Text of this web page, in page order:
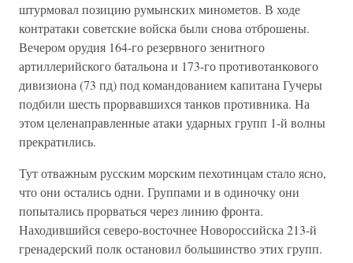
штурмовал позицию румынских минометов. В ходе
контратаки советские войска были снова отброшены.
Вечером орудия 164-го резервного зенитного
артиллерийского батальона и 173-го противотанкового
дивизиона (73 пд) под командованием капитана Гучеры
подбили шесть прорвавшихся танков противника. На
этом целенаправленные атаки ударных групп 1-й волны
прекратились.
Тут отважным русским морским пехотинцам стало ясно,
что они остались одни. Группами и в одиночку они
попытались прорваться через линию фронта.
Находившийся северо-восточнее Новороссийска 213-й
гренадерский полк остановил большинство этих групп.